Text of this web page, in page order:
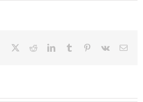
Facebook RedditLinkedInTumblr Pinterest
Vk Email